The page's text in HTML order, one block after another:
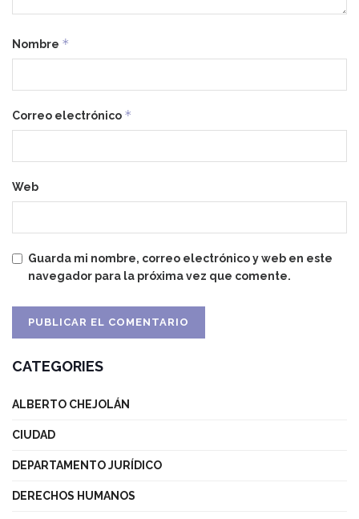
Nombre *
Correo electrónico *
Web
Guarda mi nombre, correo electrónico y web en este
navegador para la próxima vez que comente.
CATEGORIES
ALBERTO CHEJOLÁN
CIUDAD
DEPARTAMENTO JURÍDICO
DERECHOS HUMANOS